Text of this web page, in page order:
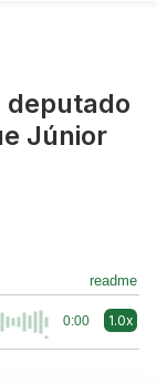
deputado
Júnior
readme
0:00 1.0x